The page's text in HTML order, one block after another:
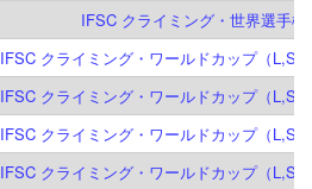
IFSC クライミング・世界選手権
IFSC クライミング・ワールドカップ（L,S
IFSC クライミング・ワールドカップ（L,S
IFSC クライミング・ワールドカップ（L,S
IFSC クライミング・ワールドカップ（L,S